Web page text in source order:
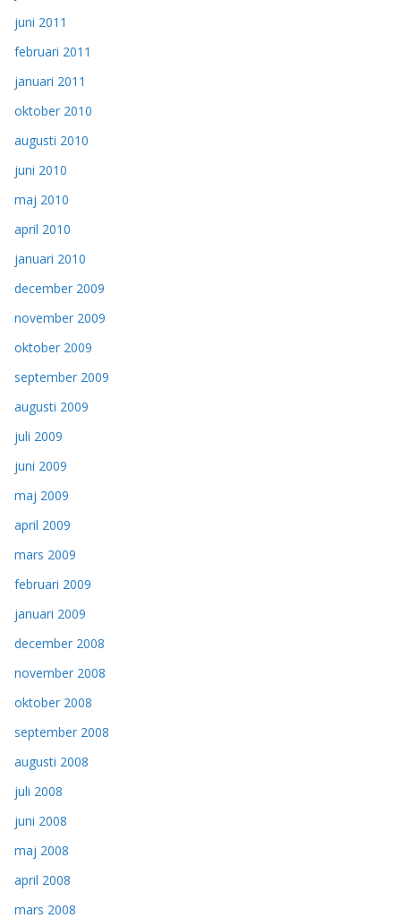
juni 2011
februari 2011
januari 2011
oktober 2010
augusti 2010
juni 2010
maj 2010
april 2010
januari 2010
december 2009
november 2009
oktober 2009
september 2009
augusti 2009
juli 2009
juni 2009
maj 2009
april 2009
mars 2009
februari 2009
januari 2009
december 2008
november 2008
oktober 2008
september 2008
augusti 2008
juli 2008
juni 2008
maj 2008
april 2008
mars 2008